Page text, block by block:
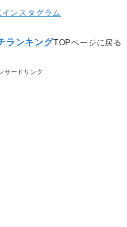
ンスタグラム
ランキングTOPページに戻る
サードリンク